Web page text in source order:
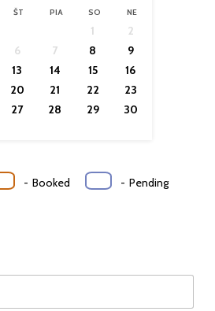
ŠT PIA SO NE
1
2
6 7 8
9
13 14 15
16
20 21 22
23
27 28 29
30
- Booked - Pending